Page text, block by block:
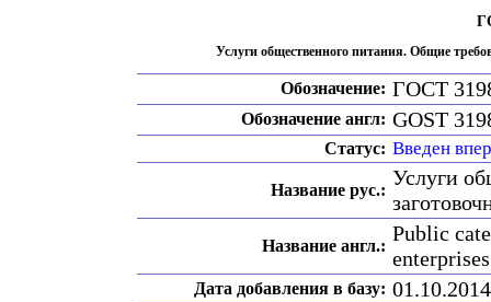
Услуги общественного питания. Общие
Обозначение: ГОСТ
Обозначение англ: GOST
Статус: Введен
Название рус.:
Услуги
Название англ.:
Public
enterprises
Дата добавления в базу: 01.10.2014